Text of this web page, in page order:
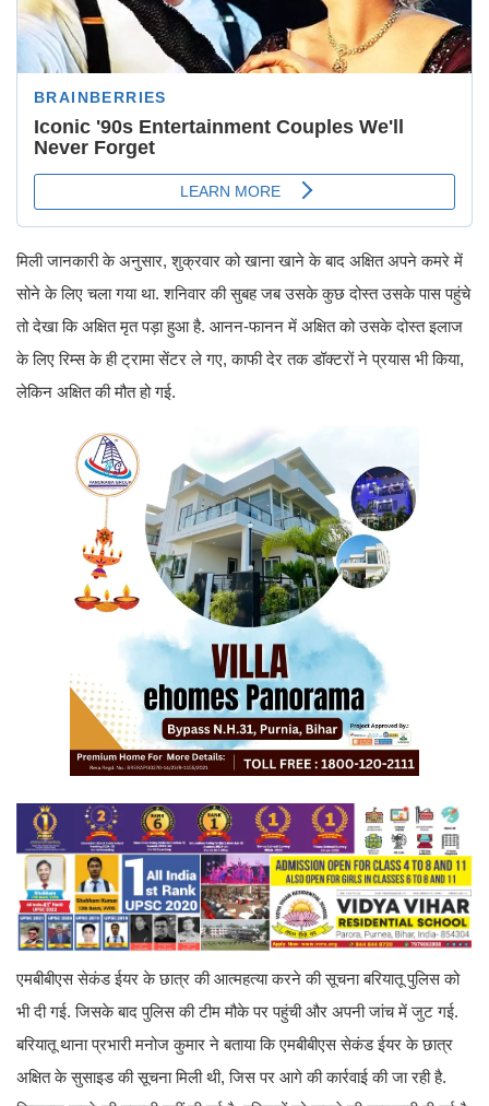
मिली जानकारी के अनुसार, शुक्रवार को खाना खाने के बाद अक्षित अपने कमरे में
सोने के लिए चला गया था. शनिवार की सुबह जब उसके कुछ दोस्त उसके पास पहुंचे
तो देखा कि अक्षित मृत पड़ा हुआ है. आनन-फानन में अक्षित को उसके दोस्त इलाज
के लिए रिम्स के ही ट्रामा सेंटर ले गए, काफी देर तक डॉक्टरों ने प्रयास भी किया,
लेकिन अक्षित की मौत हो गई.
एमबीबीएस सेकंड ईयर के छात्र की आत्महत्या करने की सूचना बरियातू पुलिस को
भी दी गई. जिसके बाद पुलिस की टीम मौके पर पहुंची और अपनी जांच में जुट गई.
बरियातू थाना प्रभारी मनोज कुमार ने बताया कि एमबीबीएस सेकंड ईयर के छात्र
अक्षित के सुसाइड की सूचना मिली थी, जिस पर आगे की कार्रवाई की जा रही है.